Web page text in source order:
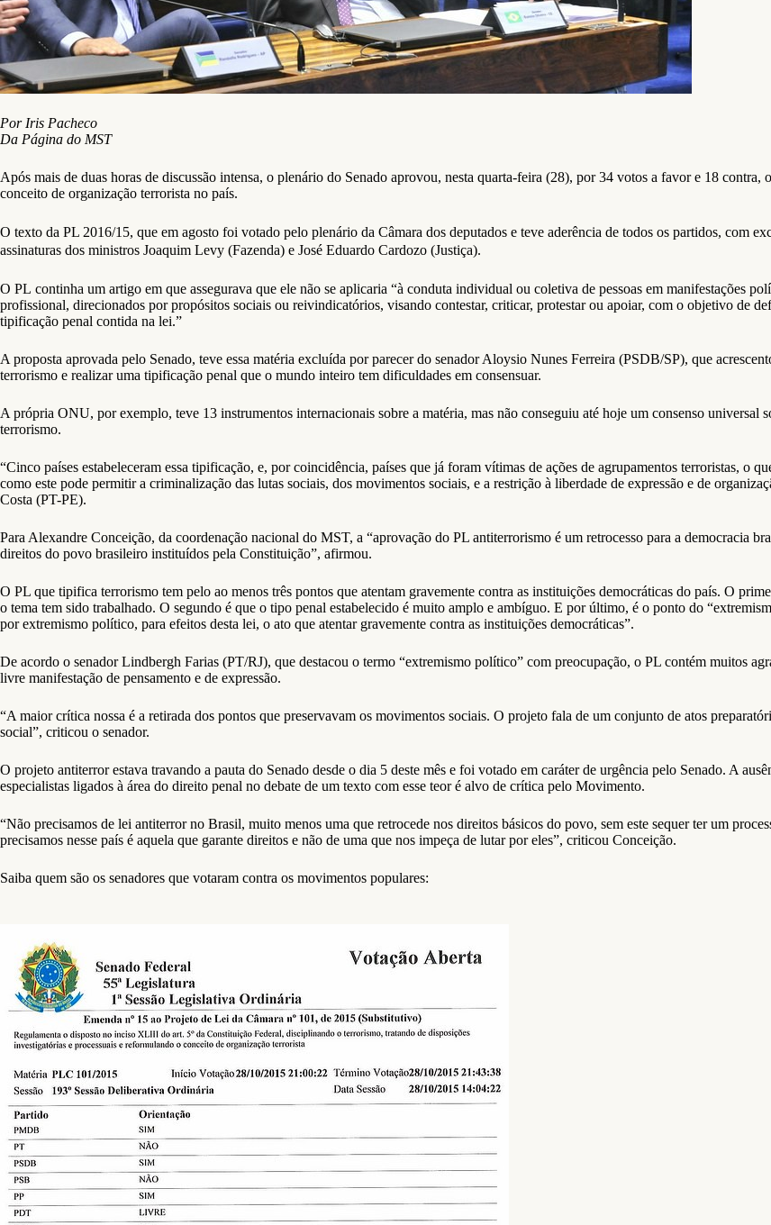
Por Iris Pacheco
Da Página do MST
Após mais de duas horas de discussão intensa, o plenário do Senado aprovou, nesta quarta-feira (28), por 34 votos a favor e 18
conceito de organização terrorista no país.
O texto da PL 2016/15, que em agosto foi votado pelo plenário da Câmara dos deputados e teve aderência de todos os partidos, com
assinaturas dos ministros Joaquim Levy (Fazenda) e José Eduardo Cardozo (Justiça).
O PL continha um artigo em que assegurava que ele não se aplicaria “à conduta individual ou coletiva de pessoas em manifestações
profissional, direcionados por propósitos sociais ou reivindicatórios, visando contestar, criticar, protestar ou apoiar, com o objetivo de
tipificação penal contida na lei.”
A proposta aprovada pelo Senado, teve essa matéria excluída por parecer do senador Aloysio Nunes Ferreira (PSDB/SP), que
terrorismo e realizar uma tipificação penal que o mundo inteiro tem dificuldades em consensuar.
A própria ONU, por exemplo, teve 13 instrumentos internacionais sobre a matéria, mas não conseguiu até hoje um consenso universal
terrorismo.
“Cinco países estabeleceram essa tipificação, e, por coincidência, países que já foram vítimas de ações de agrupamentos terroristas, o
como este pode permitir a criminalização das lutas sociais, dos movimentos sociais, e a restrição à liberdade de expressão e de
Costa (PT-PE).
Para Alexandre Conceição, da coordenação nacional do MST, a “aprovação do PL antiterrorismo é um retrocesso para a democracia
direitos do povo brasileiro instituídos pela Constituição”, afirmou.
O PL que tipifica terrorismo tem pelo ao menos três pontos que atentam gravemente contra as instituições democráticas do país. O
o tema tem sido trabalhado. O segundo é que o tipo penal estabelecido é muito amplo e ambíguo. E por último, é o ponto do
por extremismo político, para efeitos desta lei, o ato que atentar gravemente contra as instituições democráticas”.
De acordo o senador Lindbergh Farias (PT/RJ), que destacou o termo “extremismo político” com preocupação, o PL contém muitos
livre manifestação de pensamento e de expressão.
“A maior crítica nossa é a retirada dos pontos que preservavam os movimentos sociais. O projeto fala de um conjunto de atos
social”, criticou o senador.
O projeto antiterror estava travando a pauta do Senado desde o dia 5 deste mês e foi votado em caráter de urgência pelo Senado. A
especialistas ligados à área do direito penal no debate de um texto com esse teor é alvo de crítica pelo Movimento.
“Não precisamos de lei antiterror no Brasil, muito menos uma que retrocede nos direitos básicos do povo, sem este sequer ter um
precisamos nesse país é aquela que garante direitos e não de uma que nos impeça de lutar por eles”, criticou Conceição.
Saiba quem são os senadores que votaram contra os movimentos populares: